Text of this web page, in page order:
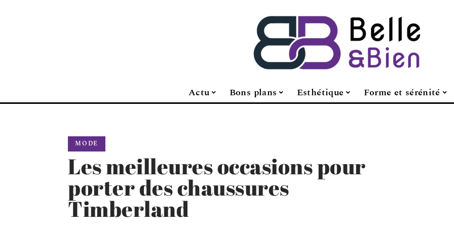
Actu Bons plans Esthétique Forme et sérénité
MODE
Les meilleures occasions pour
porter des chaussures
Timberland